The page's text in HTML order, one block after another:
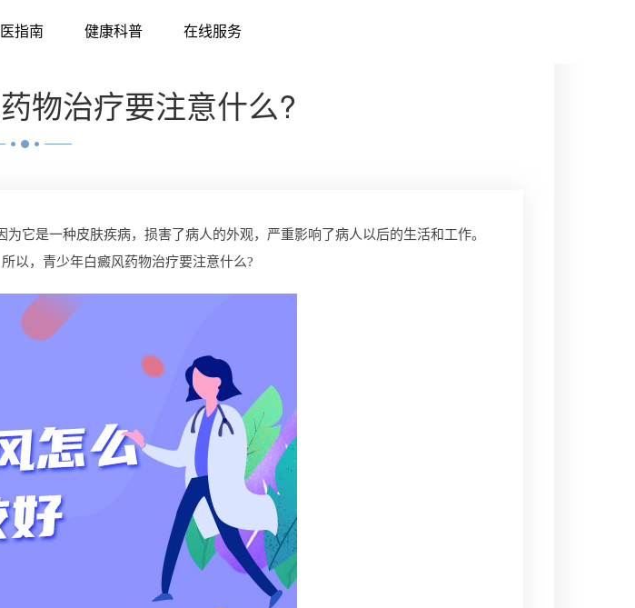
指南 健康科普 在线服务
物治疗要注意什么?
是一种皮肤疾病，损害了病人的外观，严重影响了病人以后的生活和工作。
以，青少年白癜风药物治疗要注意什么?